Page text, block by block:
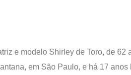
e modelo Shirley de Toro, de 62
em São Paulo, e há 17 anos